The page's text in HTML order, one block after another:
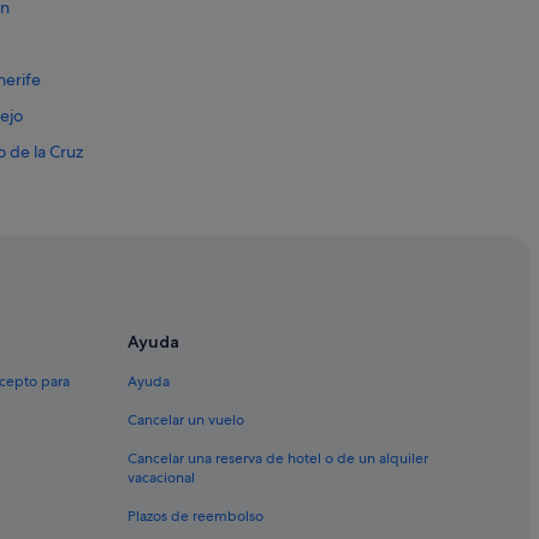
de la Cruz
para
Ayuda
Ayuda
Cancelar un vuelo
Cancelar una reserva de hotel o de un alquiler
vacacional
Plazos de reembolso